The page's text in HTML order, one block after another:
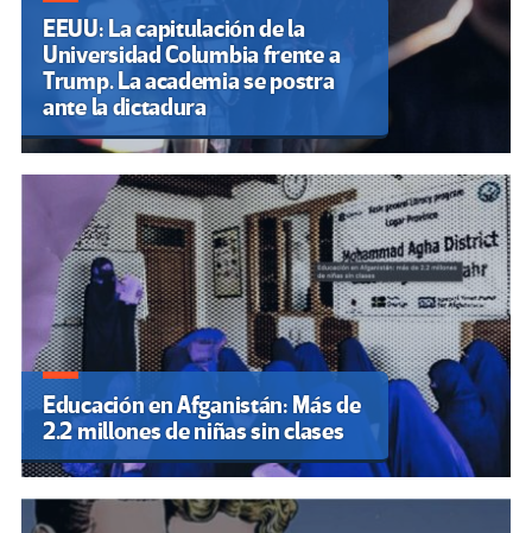
EEUU: La capitulación de la
Universidad Columbia frente a
Trump. La academia se postra
ante la dictadura
Educación en Afganistán: Más de
2.2 millones de niñas sin clases